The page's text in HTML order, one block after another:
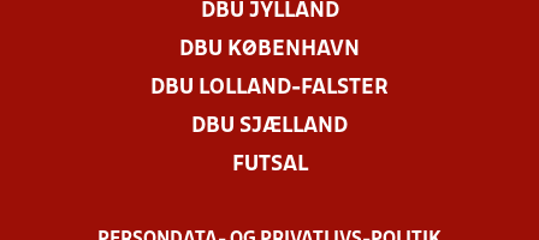
DBU JYLLAND
DBU KØBENHAVN
DBU LOLLAND-FALSTER
DBU SJÆLLAND
FUTSAL